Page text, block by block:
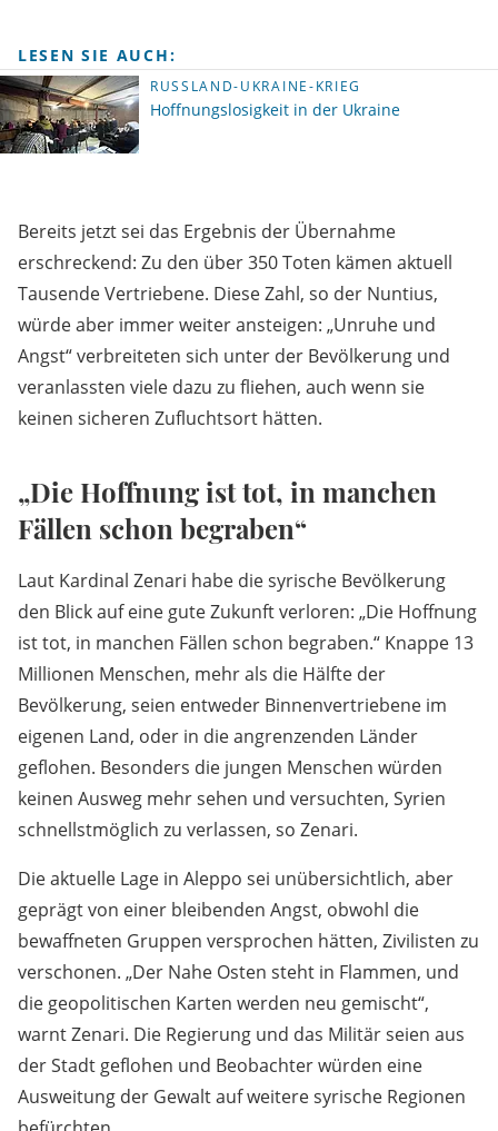
LESEN SIE AUCH:
RUSSLAND-UKRAINE-KRIEG
Hoffnungslosigkeit in der Ukraine
Bereits jetzt sei das Ergebnis der Übernahme
erschreckend: Zu den über 350 Toten kämen aktuell
Tausende Vertriebene. Diese Zahl, so der Nuntius,
würde aber immer weiter ansteigen: „Unruhe und
Angst“ verbreiteten sich unter der Bevölkerung und
veranlassten viele dazu zu fliehen, auch wenn sie
keinen sicheren Zufluchtsort hätten.
„Die Hoffnung ist tot, in manchen
Fällen schon begraben“
Laut Kardinal Zenari habe die syrische Bevölkerung
den Blick auf eine gute Zukunft verloren: „Die Hoffnung
ist tot, in manchen Fällen schon begraben.“ Knappe 13
Millionen Menschen, mehr als die Hälfte der
Bevölkerung, seien entweder Binnenvertriebene im
eigenen Land, oder in die angrenzenden Länder
geflohen. Besonders die jungen Menschen würden
keinen Ausweg mehr sehen und versuchten, Syrien
schnellstmöglich zu verlassen, so Zenari.
Die aktuelle Lage in Aleppo sei unübersichtlich, aber
geprägt von einer bleibenden Angst, obwohl die
bewaffneten Gruppen versprochen hätten, Zivilisten zu
verschonen. „Der Nahe Osten steht in Flammen, und
die geopolitischen Karten werden neu gemischt“,
warnt Zenari. Die Regierung und das Militär seien aus
der Stadt geflohen und Beobachter würden eine
Ausweitung der Gewalt auf weitere syrische Regionen